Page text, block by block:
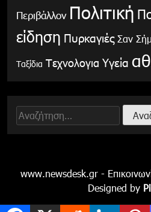
Περιβάλλον Πολιτική
είδηση Πυρκαγιές Σαν
Ταξίδια Τεχνολογια Υγεία
Αναζήτηση
για:
www.newsdesk.gr -
Designed by